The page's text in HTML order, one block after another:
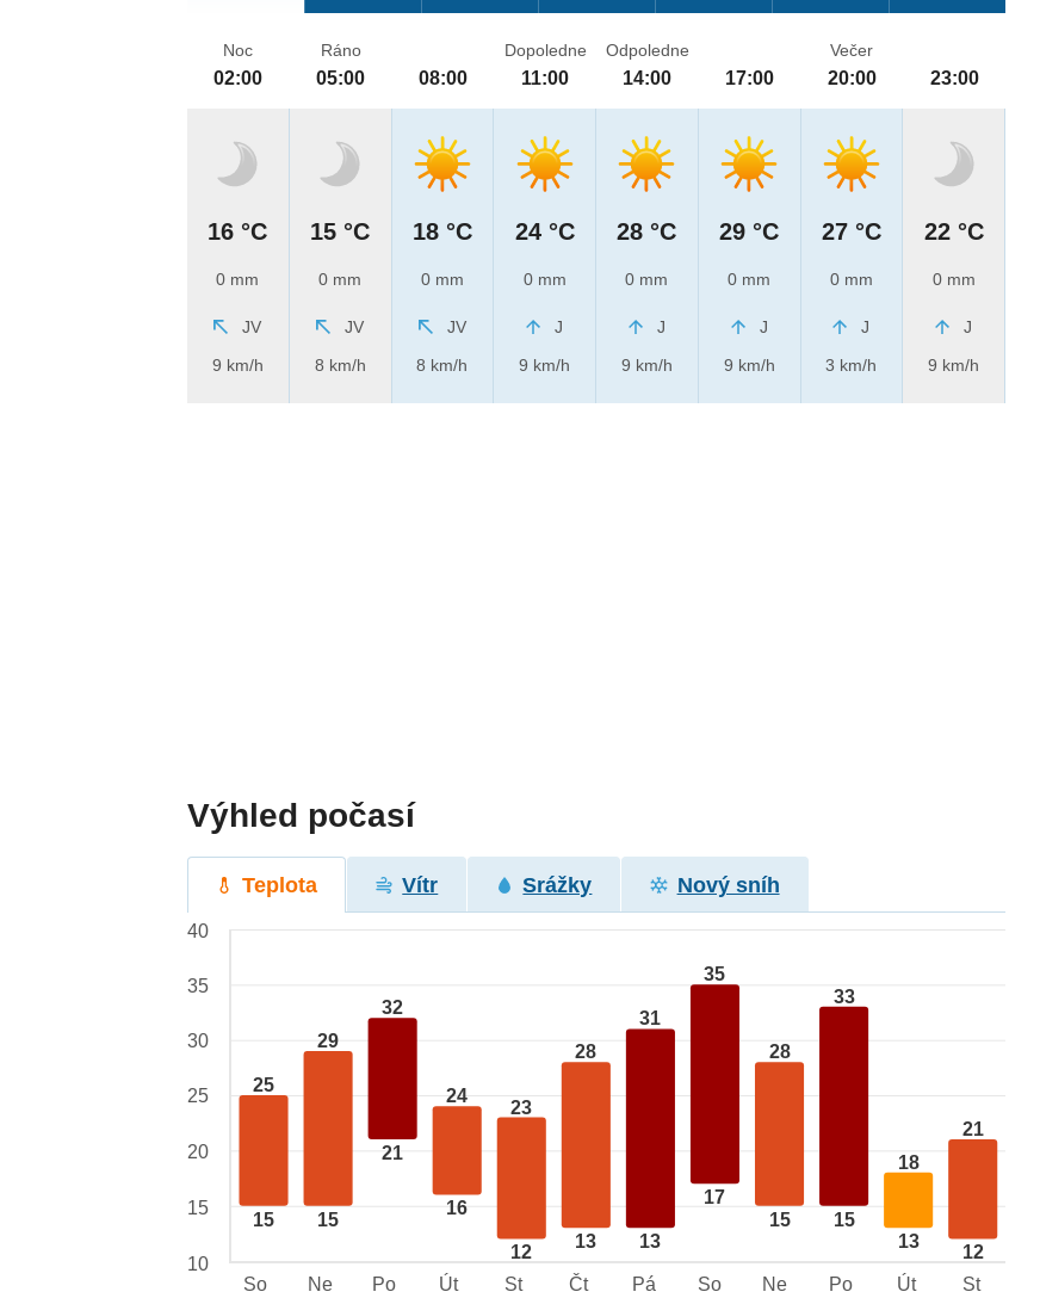
Noc
02:00
16 °C
0 mm
JV
9 km/h
Ráno
05:00
15 °C
0 mm
JV
8 km/h
08:00
18 °C
0 mm
JV
8 km/h
Dopoledne
11:00
24 °C
0 mm
J
9 km/h
Odpoledne
14:00
28 °C
0 mm
J
9 km/h
17:00
29 °C
0 mm
J
9 km/h
Večer
20:00
27 °C
0 mm
J
3 km/h
23:00
22 °C
0 mm
J
9 km/h
Výhled počasí
Teplota Vítr Srážky Nový sníh
25
15
29
15
32
21
24
16
23
12
28
13
31
13
35
17
28
15
33
15
18
13
21
12
40
35
30
25
20
15
10
So
Ne Po Út St Čt Pá So Ne Po Út St